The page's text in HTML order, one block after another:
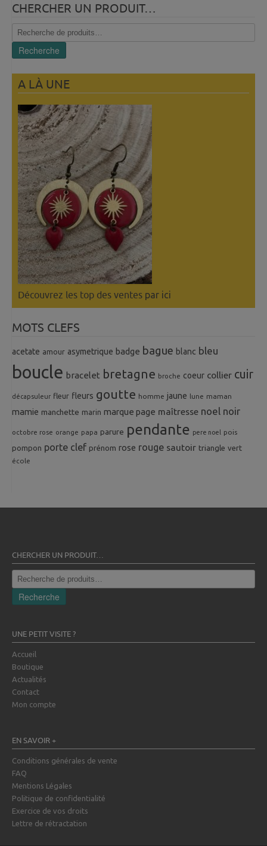
CHERCHER UN PRODUIT…
Recherche
pour :
Recherche
A LÀ UNE
Découvrez les top des ventes par ici
MOTS CLEFS
acetate amour asymetrique badge bague blanc bleu
boucle bracelet bretagne broche coeur collier cuir
décapsuleur fleur fleurs goutte homme jaune lune maman
mamie manchette marin marque page maîtresse noel noir
octobre rose orange papa parure pendante pere noel pois
pompon porte clef prénom rose rouge sautoir triangle vert
école
CHERCHER UN PRODUIT…
Recherche
pour :
Recherche
UNE PETIT VISITE ?
Accueil
Boutique
Actualités
Contact
Mon compte
EN SAVOIR +
Conditions générales de vente
FAQ
Mentions Légales
Politique de confidentialité
Exercice de vos droits
Lettre de rétractation